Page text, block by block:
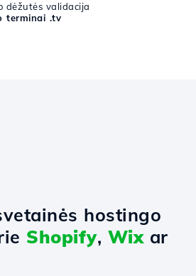
dėžutės validacija
terminai .tv
hostingo
Shopify, Wixar